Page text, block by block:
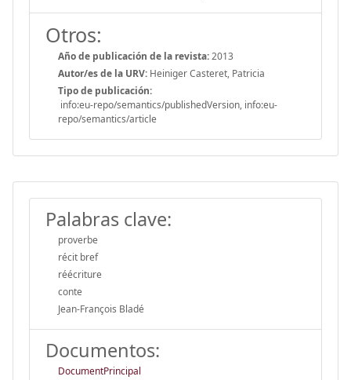
Otros:
Año de publicación de la revista:2013
Autor/es de la URV: Heiniger Casteret, Patricia
Tipo de publicación:
info:eu-repo/semantics/publishedVersion, info:eu-
repo/semantics/article
Palabras clave:
proverbe
récit bref
réécriture
conte
Jean-François Bladé
Documentos:
DocumentPrincipal